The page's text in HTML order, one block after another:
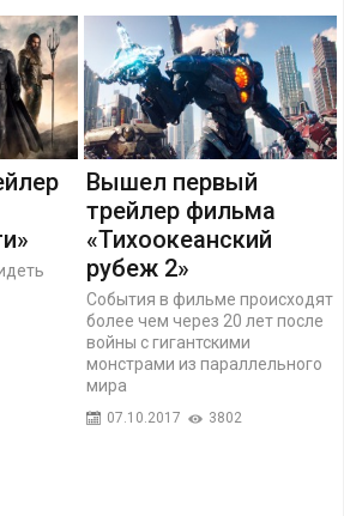
Вышел первый
трейлер фильма
«Тихоокеанский
рубеж 2»
События в фильме происходят
более чем через 20 лет после
войны с гигантскими
монстрами из параллельного
мира
07.10.2017 3802